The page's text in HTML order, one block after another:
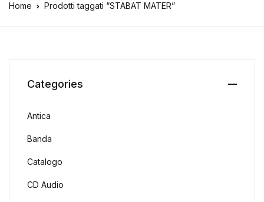
Home Prodotti taggati “STABAT MATER”
Categories
Antica
Banda
Catalogo
CD Audio